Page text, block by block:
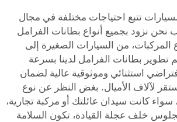
تتبع احتياجات مختلفة في مجال
نحن نزود بجميع أنواع بطانات الفرامل
المركبات، من السيارات الصغيرة إلى
تطوير بطانات الفرامل لدينا بسرعة
استثنائي وموثوقية عالية لضمان
لآلاف الأميال. بغض النظر عن نوع
سواء كانت سيدان عائلتك أو مركبة تجارية،
خلف عجلة القيادة، تكون السلامة